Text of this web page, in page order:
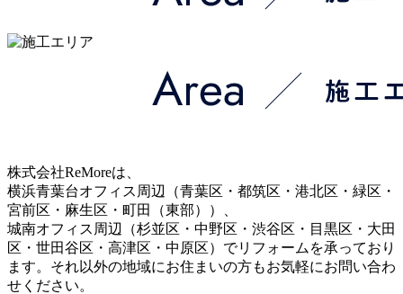
株式会社ReMoreは、
横浜青葉台オフィス周辺（青葉区・都筑区・港北区・緑区・
宮前区・麻生区・町田（東部））、
城南オフィス周辺（杉並区・中野区・渋谷区・目黒区・大田
区・世田谷区・高津区・中原区）でリフォームを承っており
ます。それ以外の地域にお住まいの方もお気軽にお問い合わ
せください。